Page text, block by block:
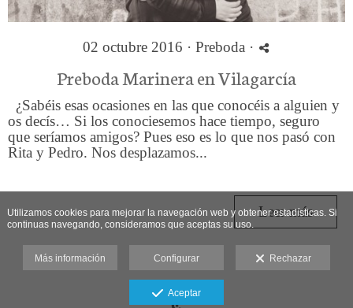
02 octubre 2016 · Preboda ·
Preboda Marinera en Vilagarcía
¿Sabéis esas ocasiones en las que conocéis a alguien y
os decís… Si los conociesemos hace tiempo, seguro
que seríamos amigos? Pues eso es lo que nos pasó con
Rita y Pedro. Nos desplazamos...
Leer más
Utilizamos cookies para mejorar la navegación web y obtener estadísticas. Si
continuas navegando, consideramos que aceptas su uso.
Más información Configurar Rechazar
Aceptar